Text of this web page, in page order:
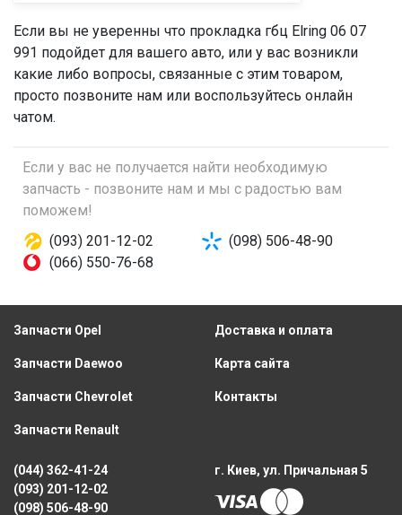
Если вы не уверенны что прокладка гбц Elring 06 07
991 подойдет для вашего авто, или у вас возникли
какие либо вопросы, связанные с этим товаром,
просто позвоните нам или воспользуйтесь онлайн
чатом.
Если у вас не получается найти необходимую
запчасть - позвоните нам и мы с радостью вам
поможем!
(093) 201-12-02
(098) 506-48-90
(066) 550-76-68
Запчасти Opel
Запчасти Daewoo
Запчасти Chevrolet
Запчасти Renault
Доставка и оплата
Карта сайта
Контакты
(044) 362-41-24
(093) 201-12-02
(098) 506-48-90
г. Киев, ул. Причальная 5